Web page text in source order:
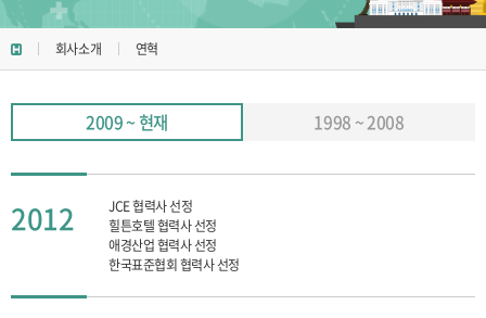
회사소개 연혁
2009 ~ 현재 1998 ~ 2008
2012
JCE 협력사 선정
힐튼호텔 협력사 선정
애경산업 협력사 선정
한국표준협회 협력사 선정